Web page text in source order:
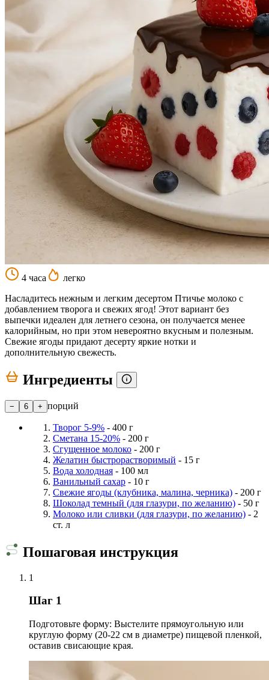
4 часа
легко
Насладитесь нежным и легким десертом Птичье молоко с
добавлением творога и свежих ягод! Этот вариант без
выпечки идеален для летнего сезона, он получается менее
калорийным, но при этом невероятно вкусным и полезным.
Свежие ягоды придают десерту яркие нотки и
дополнительную свежесть.
Ингредиенты
− 6 + порций
Творог 5-9% - 400 г
Сметана 15-20% - 200 г
Сгущенное молоко - 200 г
Желатин быстрорастворимый - 15 г
Вода холодная - 100 мл
Ванильный сахар - 10 г
Свежие ягоды (клубника, малина, черника) - 200 г
Шоколад темный (для глазури, по желанию) - 50 г
Молоко или сливки (для глазури, по желанию) - 2
ст. л
Пошаговая инструкция
1
Шаг 1
Подготовьте форму: Выстелите прямоугольную или
круглую форму (20-22 см в диаметре) пищевой пленкой,
оставив свисающие края.